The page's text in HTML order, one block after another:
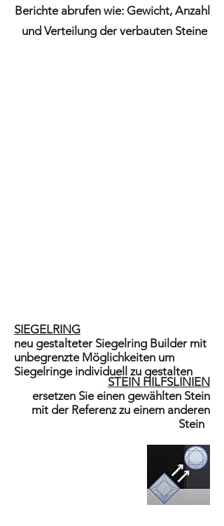
Berichte abrufen wie: Gewicht, Anzahl
und Verteilung der verbauten Steine
SIEGELRING
neu gestalteter Siegelring Builder mit
unbegrenzte Möglichkeiten um
Siegelringe individuell zu gestalten
STEIN HILFSLINIEN
ersetzen Sie einen gewählten Stein
mit der Referenz zu einem anderen
Stein